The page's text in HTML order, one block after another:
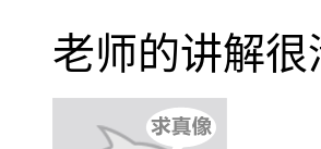
老师的讲解